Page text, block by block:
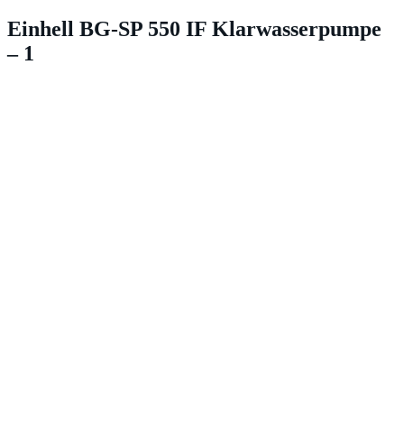
Einhell BG-SP 550 IF Klarwasserpumpe
– 1